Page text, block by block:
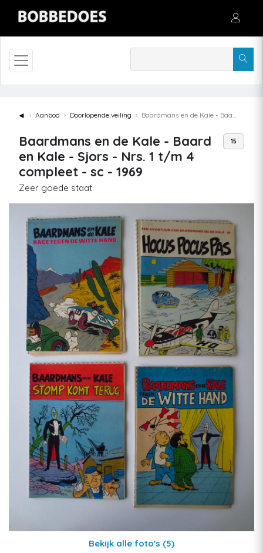
◄ Aanbod Doorlopende veiling Baardmans en de Kale - Baard en Kale - Sjors - Nrs. 1 t/m 4 compleet - sc - 1969
Baardmans en de Kale - Baard
en Kale - Sjors - Nrs. 1 t/m 4
compleet - sc - 1969
Zeer goede staat
15
Bekijk alle foto's (5)